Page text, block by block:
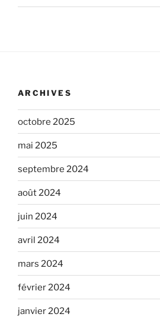
ARCHIVES
octobre 2025
mai 2025
septembre 2024
août 2024
juin 2024
avril 2024
mars 2024
février 2024
janvier 2024